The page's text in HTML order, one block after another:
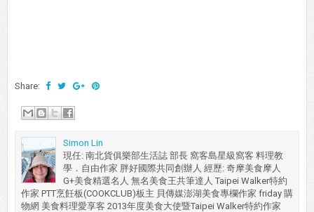
Share:
Simon Lin
現任: 南北貨俱樂部生活誌 部長 窩客島星級窩客 料理教
學．自由作家 胖好國際共同創辦人 經歷: 奇摩美食摩人
G+美食精選名人 無名美食王共筆達人 Taipei Walker特約
作家 PTT烹飪板(COOKCLUB)板主 貝傳媒澎湖美食專欄作家 friday 購
物網 美食料理愛享客 2013年度美食大使暨Taipei Walker特約作家